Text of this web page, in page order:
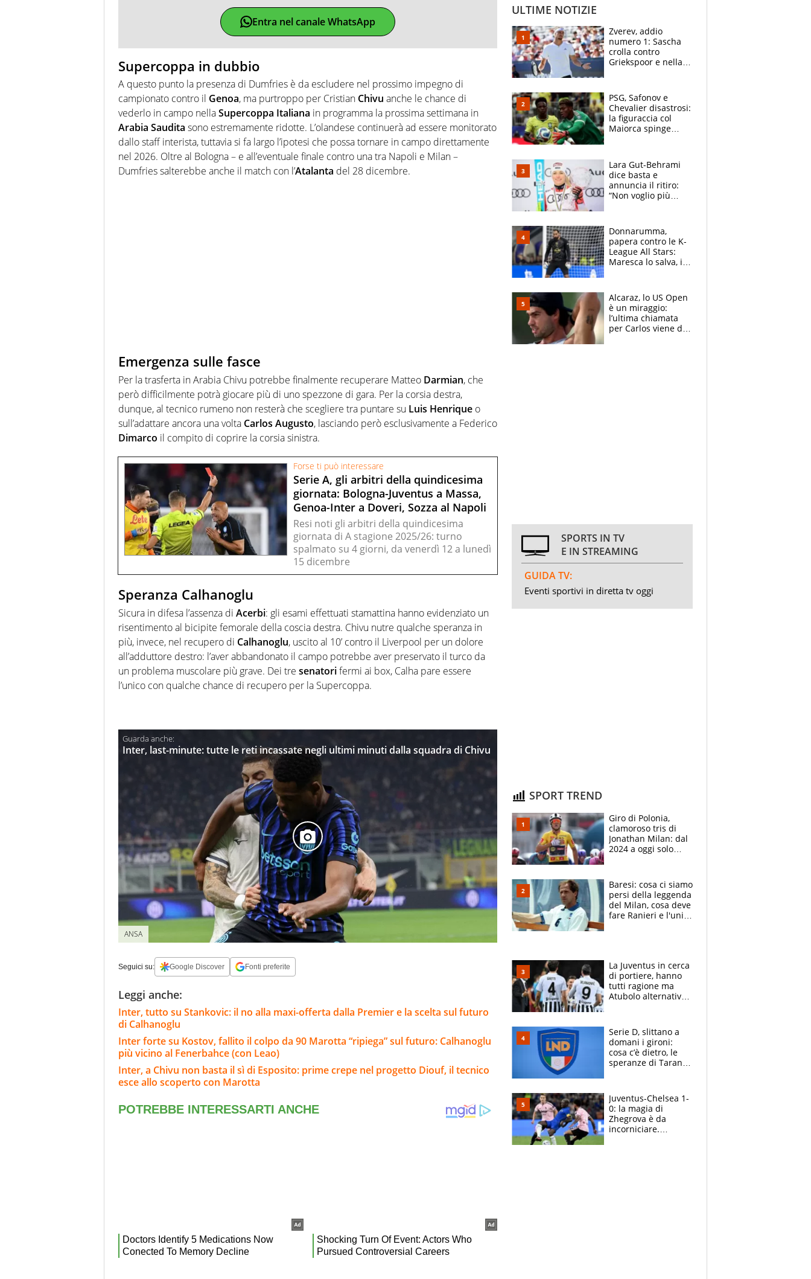
Entra nel canale WhatsApp
Supercoppa in dubbio
A questo punto la presenza di Dumfries è da escludere nel prossimo impegno di
campionato contro il Genoa, ma purtroppo per Cristian Chivu anche le chance di
vederlo in campo nellaSupercoppa Italiana in programma la prossima settimana in
Arabia Saudita sono estremamente ridotte. L’olandese continuerà ad essere monitorato
dallo staff interista, tuttavia si fa largo l’ipotesi che possa tornare in campo direttamente
nel 2026. Oltre al Bologna – e all’eventuale finale contro una tra Napoli e Milan –
Dumfries salterebbe anche il match con l’Atalanta del 28 dicembre.
Emergenza sulle fasce
Per la trasferta in Arabia Chivu potrebbe finalmente recuperare Matteo Darmian, che
però difficilmente potrà giocare più di uno spezzone di gara. Per la corsia destra,
dunque, al tecnico rumeno non resterà che scegliere tra puntare su Luis Henrique o
sull’adattare ancora una volta Carlos Augusto, lasciando però esclusivamente a Federico
Dimarco il compito di coprire la corsia sinistra.
Forse ti può interessare
Serie A, gli arbitri della quindicesima
giornata: Bologna-Juventus a Massa,
Genoa-Inter a Doveri, Sozza al Napoli
Resi noti gli arbitri della quindicesima
giornata di A stagione 2025/26: turno
spalmato su 4 giorni, da venerdì 12 a lunedì
15 dicembre
Speranza Calhanoglu
Sicura in difesa l’assenza di Acerbi: gli esami effettuati stamattina hanno evidenziato un
risentimento al bicipite femorale della coscia destra. Chivu nutre qualche speranza in
più, invece, nel recupero di Calhanoglu, uscito al 10’ contro il Liverpool per un dolore
all’adduttore destro: l’aver abbandonato il campo potrebbe aver preservato il turco da
un problema muscolare più grave. Dei tre senatorifermi ai box, Calha pare essere
l’unico con qualche chance di recupero per la Supercoppa.
Inter, last-minute: tutte le reti incassate negli ultimi minuti dalla squadra di Chivu
ANSA
Seguici su: Google Discover Fonti preferite
Leggi anche:
Inter, tutto su Stankovic: il no alla maxi-offerta dalla Premier e la scelta sul futuro
di Calhanoglu
Inter forte su Kostov, fallito il colpo da 90 Marotta “ripiega” sul futuro: Calhanoglu
più vicino al Fenerbahce (con Leao)
Inter, a Chivu non basta il sì di Esposito: prime crepe nel progetto Diouf, il tecnico
esce allo scoperto con Marotta
ULTIME NOTIZIE
Zverev, addio
numero 1: Sascha
crolla contro
Griekspoor e nella
terzo. Quanti malori
a Montreal
PSG, Safonov e
Chevalier disastrosi:
la figuraccia col
Maiorca spinge
rischio beffa
Lara Gut-Behrami
dice basta e
annuncia il ritiro:
“Non voglio più
Brignone
Donnarumma,
papera contro le K-
League All Stars:
Maresca lo salva, i
Alcaraz, lo US Open
è un miraggio:
l’ultima chiamata
per Carlos viene da
SPORTS IN TV
E IN STREAMING
GUIDA TV:
Eventi sportivi in diretta tv oggi
SPORT TREND
Giro di Polonia,
clamoroso tris di
Jonathan Milan: dal
2024 a oggi solo
e Skerl
Baresi: cosa ci siamo
persi della leggenda
del Milan, cosa deve
fare Ranieri e l'unico
La Juventus in cerca
di portiere, hanno
tutti ragione ma
Atubolo alternativa
rimane Milinkovic-
Savic
Serie D, slittano a
domani i gironi:
cosa c’è dietro, le
speranze di Taranto
Juventus-Chelsea 1-
0: la magia di
Zhegrova è da
incorniciare.